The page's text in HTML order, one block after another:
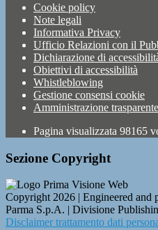
Cookie policy
Note legali
Informativa Privacy
Ufficio Relazioni con il
Dichiarazione di
Obiettivi di accessibilità
Whistleblowing
Gestione consensi cookie
Amministrazione trasparente
Pagina visualizzata 98165
Sezione Copyright
Copyright 2026 | Engineered and
Parma S.p.A. | Divisione
Disclaimer trattamento dati